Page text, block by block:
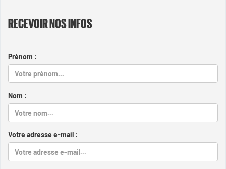
RECEVOIR NOS INFOS
Prénom :
Nom :
Votre adresse e-mail :